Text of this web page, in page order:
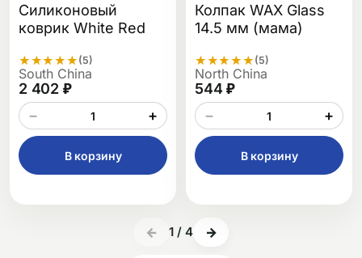
Силиконовый
коврик White Red
★★★★★ (5)
South China
2 402 ₽
−
+
В корзину
Колпак WAX Glass
14.5 мм (мама)
★★★★★ (5)
North China
544 ₽
−
+
В корзину
← 1 / 4 →